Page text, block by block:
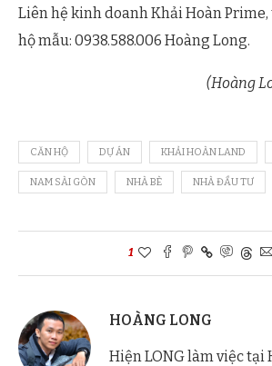
Liên hệ kinh doanh Khải Hoàn
hộ mẫu: 0938.588.006 Hoàng Long.
(Hoàng
CĂN HỘ DỰ ÁN KHẢI HOÀN LAND
NAM SÀI GÒN NHÀ BÈ NHÀ ĐẦU TƯ
1
HOÀNG LONG
Hiện LONG làm việc tại